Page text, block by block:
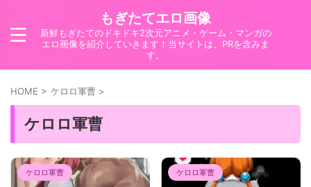
もぎたてエロ画像
新鮮もぎたてのドキドキ2次元アニメ・ゲーム・マンガの
エロ画像を紹介していきます！当サイトは、PRを含みま
す。
HOME > ケロロ軍曹 >
ケロロ軍曹
ケロロ軍曹 ケロロ軍曹